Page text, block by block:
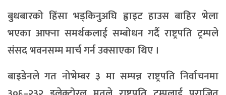
बुधबारको हिंसा भड्किनुअघि ह्वाइट हाउस बाहिर भेला
भएका आफ्ना समर्थकलाई सम्बोधन गर्दै राष्ट्रपति ट्रम्पले
संसद भवनसम्म मार्च गर्न उक्साएका थिए ।
बाइडेनले गत नोभेम्बर ३ मा सम्पन्न राष्ट्रपति निर्वाचनमा